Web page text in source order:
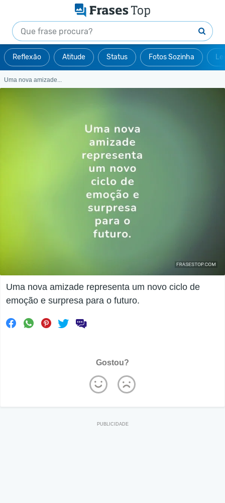
Reflexão Atitude Status Fotos Sozinha
Uma nova amizade...
Uma nova amizade representa um novo ciclo de
emoção e surpresa para o futuro.
Gostou?